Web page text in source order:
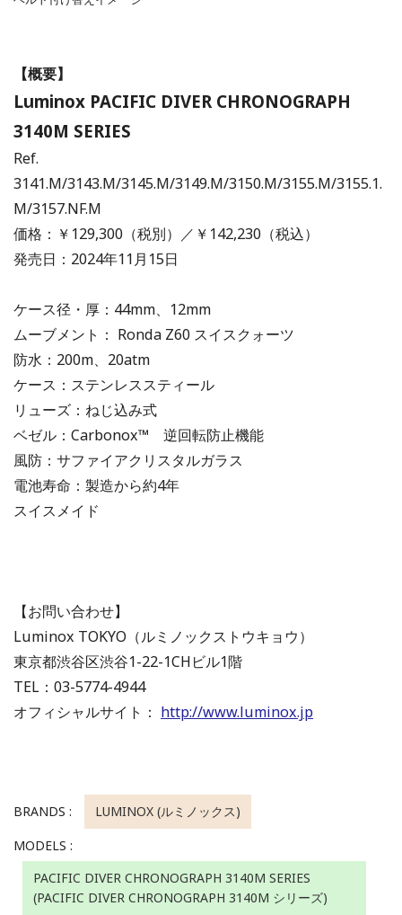
【概要】
Luminox PACIFIC DIVER CHRONOGRAPH
3140M SERIES
Ref.
3141.M/3143.M/3145.M/3149.M/3150.M/3155.M/3155.1.
M/3157.NF.M
価格：￥129,300（税別）／￥142,230（税込）
発売日：2024年11月15日
ケース径・厚：44mm、12mm
ムーブメント： Ronda Z60 スイスクォーツ
防水：200m、20atm
ケース：ステンレススティール
リューズ：ねじ込み式
ベゼル：Carbonox™ 逆回転防止機能
風防：サファイアクリスタルガラス
電池寿命：製造から約4年
スイスメイド
【お問い合わせ】
Luminox TOKYO（ルミノックストウキョウ）
東京都渋谷区渋谷1-22-1CHビル1階
TEL：03-5774-4944
オフィシャルサイト： http://www.luminox.jp
BRANDS :
LUMINOX (ルミノックス)
MODELS :
PACIFIC DIVER CHRONOGRAPH 3140M SERIES
(PACIFIC DIVER CHRONOGRAPH 3140M シリーズ)